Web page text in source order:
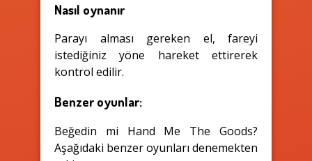
Nasıl oynanır
Parayı alması gereken el, fareyi
istediğiniz yöne hareket ettirerek
kontrol edilir.
Benzer oyunlar:
Beğedin mi Hand Me The Goods?
Aşağıdaki benzer oyunları denemekten